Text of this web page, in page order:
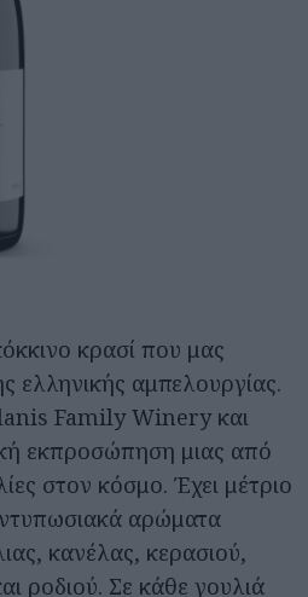
κρασί που μας
ελληνικής αμπελουργίας.
Family Winery και
εκπροσώπηση μιας από
στον κόσμο. Έχει μέτριο
αρώματα
κανέλας, κερασιού,
ροδιού. Σε κάθε γουλιά